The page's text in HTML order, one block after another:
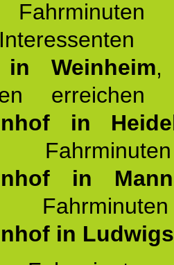
Weinheim,
in
in
in